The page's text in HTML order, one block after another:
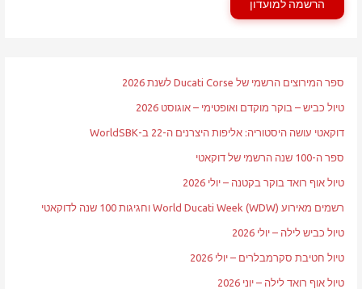
הרשמה למועדון
ספר המירוצים הרשמי של Ducati Corse לשנת 2026
טיול כביש – בוקר מוקדם ואופטימי – אוגוסט 2026
דוקאטי עושה היסטוריה: אליפות היצרנים ה-22 ב-WorldSBK
ספר ה-100 שנה הרשמי של דוקאטי
טיול אוף רואד בוקר בקטנה – יולי 2026
רשמים מאירוע World Ducati Week (WDW) וחגיגות 100 שנה לדוקאטי
טיול כביש לילה – יולי 2026
טיול חטיבת סקרמבלרים – יולי 2026
טיול אוף רואד לילה – יוני 2026